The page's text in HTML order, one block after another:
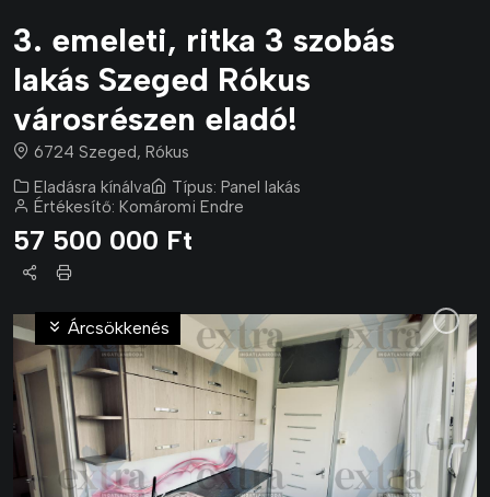
3. emeleti, ritka 3 szobás
lakás Szeged Rókus
városrészen eladó!
6724 Szeged, Rókus
Eladásra kínálva
Típus: Panel lakás
Értékesítő: Komáromi Endre
57 500 000 Ft
Árcsökkenés